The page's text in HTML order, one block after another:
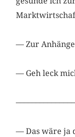
— Zur
— Geh leck
— Das wäre ja